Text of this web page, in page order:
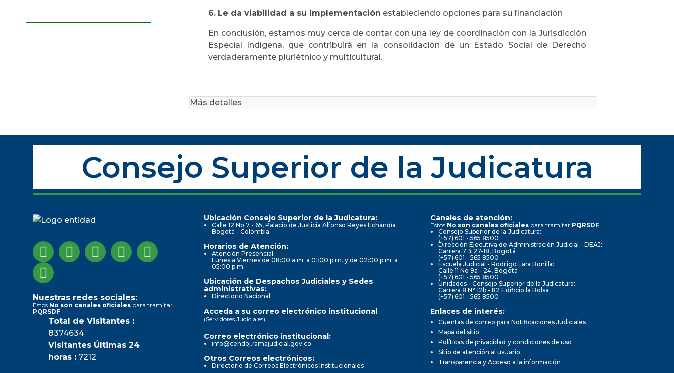
6. Le da viabilidad a su implementación estableciendo opciones para su financiación
En conclusión, estamos muy cerca de contar con una ley de coordinación con la Jurisdicción
Especial Indígena, que contribuirá en la consolidación de un Estado Social de Derecho
verdaderamente pluriétnico y multicultural.
Más detalles
Consejo Superior de la Judicatura
Nuestras redes sociales:
Estos No son canales oficiales para tramitar
PQRSDF
Total de Visitantes :
8374634
Visitantes Últimas 24
horas : 7212
Ubicación Consejo Superior de la Judicatura:
Calle 12 No 7 - 65, Palacio de Justicia Alfonso Reyes Echandía
Bogotá - Colombia
Horarios de Atención:
Atención Presencial:
Lunes a Viernes de 08:00 a.m. a 01:00 p.m. y de 02:00 p.m. a
05:00 p.m.
Ubicación de Despachos Judiciales y Sedes
administrativas:
Directorio Nacional
Canales de atención:
Estos No son canales oficiales para tramitar PQRSDF
Consejo Superior de la Judicatura:
(+57) 601 - 565 8500
Dirección Ejecutiva de Administración Judicial - DEAJ:
Carrera 7 # 27-18, Bogotá
(+57) 601 - 565 8500
Escuela Judicial - Rodrigo Lara Bonilla:
Calle 11 No 9a - 24, Bogotá
(+57) 601 - 565 8500
Unidades - Consejo Superior de la Judicatura:
Carrera 8 N° 12b - 82 Edificio la Bolsa
(+57) 601 - 565 8500
Acceda a su correo electrónico institucional
(Servidores Judiciales)
Correo electrónico institucional:
info@cendoj.ramajudicial.gov.co
Otros Correos electrónicos:
Directorio de Correos Electrónicos Institucionales
Enlaces de interés:
Cuentas de correo para Notificaciones Judiciales
Mapa del sitio
Políticas de privacidad y condiciones de uso
Sitio de atención al usuario
Transparencia y Acceso a la información